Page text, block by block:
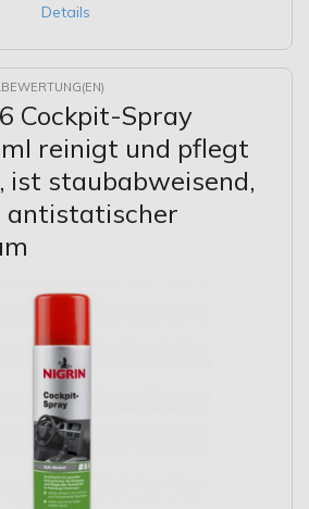
Details
Cockpit-Spray
reinigt und pflegt
ist staubabweisend,
antistatischer